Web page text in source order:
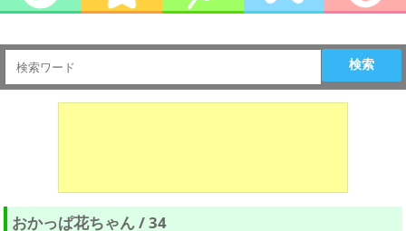
検索
おかっぱ花ちゃん / 34